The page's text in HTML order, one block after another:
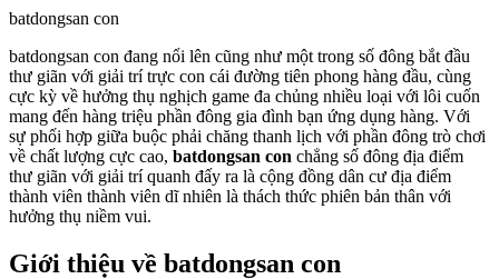
batdongsan con
batdongsan con đang nổi lên cũng như một trong số đông bắt đầu
thư giãn với giải trí trực con cái đường tiên phong hàng đầu, cùng
cực kỳ về hưởng thụ nghịch game đa chủng nhiều loại với lôi cuốn
mang đến hàng triệu phần đông gia đình bạn ứng dụng hàng. Với
sự phối hợp giữa buộc phải chăng thanh lịch với phần đông trò chơi
về chất lượng cực cao, batdongsan con chẳng số đông địa điểm
thư giãn với giải trí quanh đấy ra là cộng đồng dân cư địa điểm
thành viên thành viên dĩ nhiên là thách thức phiên bản thân với
hưởng thụ niềm vui.
Giới thiệu về batdongsan con